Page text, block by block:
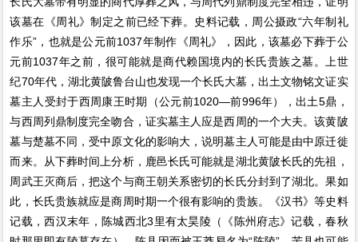
该墓在《周礼》制定之前已经下葬。史料记载，周公摄政“六年制礼
作乐”，也就是公元前1037年制作《周礼》，因此，该墓必下葬于公
元前1037年之前，很可能就是商代赖国境内的长氏贵族之墓。上世
纪70年代，湖北黄陂鲁台山也发现一个长氏大墓，出土文物铭文证实
墓主人受封于西周康王时期（公元前1020—前996年），出土5鼎，
与西周列鼎制度完全吻合，证实墓主人应是西周的一个大夫。该黄陂
墓与楚墓不同，受中原文化的影响大，说明墓主人可能是由中原迁徙
而来。从下葬时间上分析，鹿邑长氏可能就是湖北黄陂长氏的先祖，
周武王灭商后，把这个与商王朝关系密切的长氏分封到了湖北。果如
此，长氏贵族就应是商周时期一个很有影响的贵族。《汉书》等史料
记载，西汉末年，陈城西北3里有太昊陵（《陈州府志》记载，春秋